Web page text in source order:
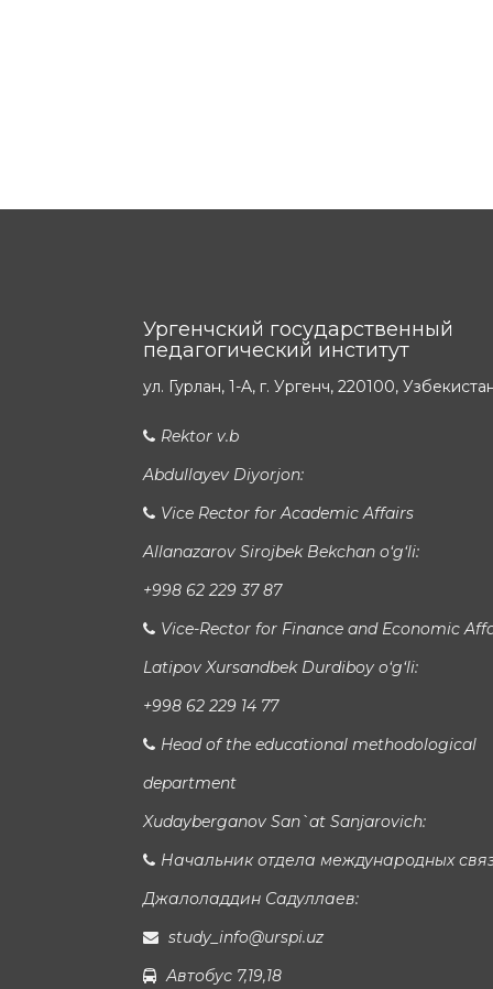
Ургенчский государственный
педагогический институт
ул. Гурлан, 1-A, г. Ургенч, 220100,
Rektor v.b
Abdullayev Diyorjon:
Vice Rector for Academic Affairs
Allanazarov Sirojbek Bekchan o‘g‘li:
+998 62 229 37 87
Vice-Rector for Finance and Economic
Latipov Xursandbek Durdiboy o‘g‘li:
+998 62 229 14 77
Head of the educational methodological
department
Xudayberganov San`at Sanjarovich:
Начальник отдела международных
Джалоладдин Садуллаев:
study_info@urspi.uz
Автобус 7,19,18